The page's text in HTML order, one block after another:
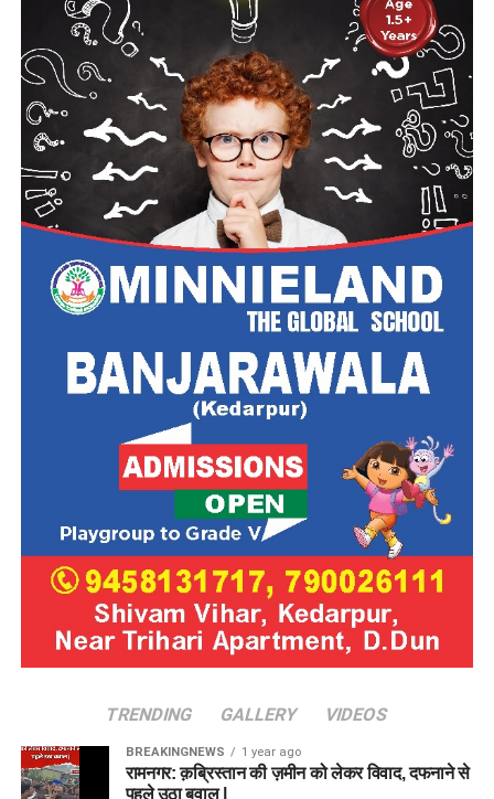
TRENDING GALLERY VIDEOS
BREAKINGNEWS 1 year ago
रामनगर: क़ब्रिस्तान की ज़मीन को लेकर विवाद, दफनाने से
पहले उठा बवाल |